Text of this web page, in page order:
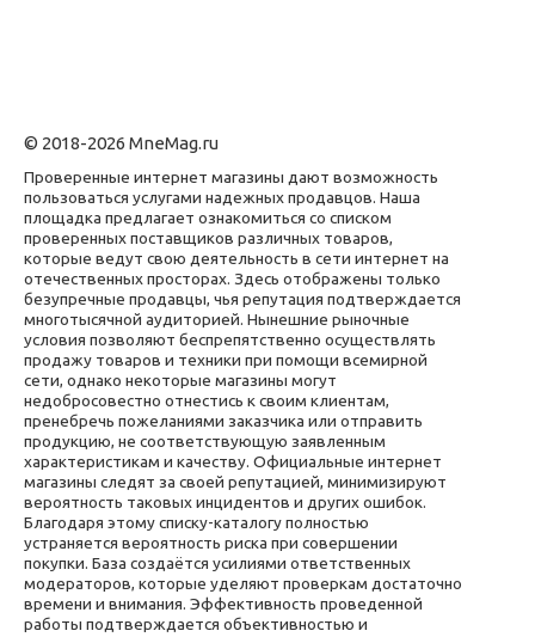
© 2018-2026 MneMag.ru
Проверенные интернет магазины дают возможность
пользоваться услугами надежных продавцов. Наша
площадка предлагает ознакомиться со списком
проверенных поставщиков различных товаров,
которые ведут свою деятельность в сети интернет на
отечественных просторах. Здесь отображены только
безупречные продавцы, чья репутация подтверждается
многотысячной аудиторией. Нынешние рыночные
условия позволяют беспрепятственно осуществлять
продажу товаров и техники при помощи всемирной
сети, однако некоторые магазины могут
недобросовестно отнестись к своим клиентам,
пренебречь пожеланиями заказчика или отправить
продукцию, не соответствующую заявленным
характеристикам и качеству. Официальные интернет
магазины следят за своей репутацией, минимизируют
вероятность таковых инцидентов и других ошибок.
Благодаря этому списку-каталогу полностью
устраняется вероятность риска при совершении
покупки. База создаётся усилиями ответственных
модераторов, которые уделяют проверкам достаточно
времени и внимания. Эффективность проведенной
работы подтверждается объективностью и